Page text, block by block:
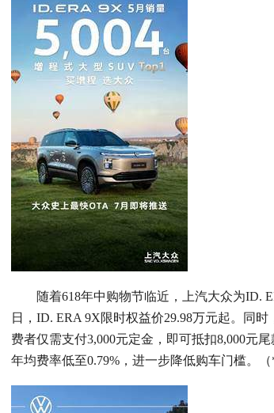
随着618年中购物节临近，上汽大众为ID.
日，ID. ERA 9X限时权益价29.98万元起。同
费者仅需支付3,000元定金，即可抵扣8,000元
年均费率低至0.79%，进一步降低购车门槛。